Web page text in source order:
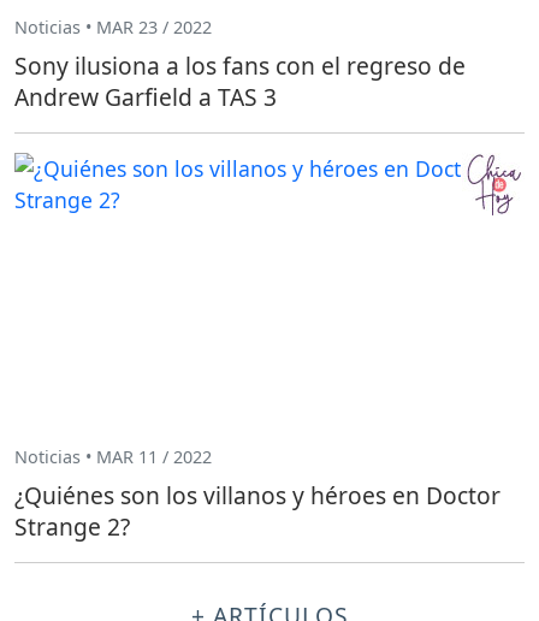
Noticias • MAR 23 / 2022
Sony ilusiona a los fans con el regreso de
Andrew Garfield a TAS 3
Noticias • MAR 11 / 2022
¿Quiénes son los villanos y héroes en Doctor
Strange 2?